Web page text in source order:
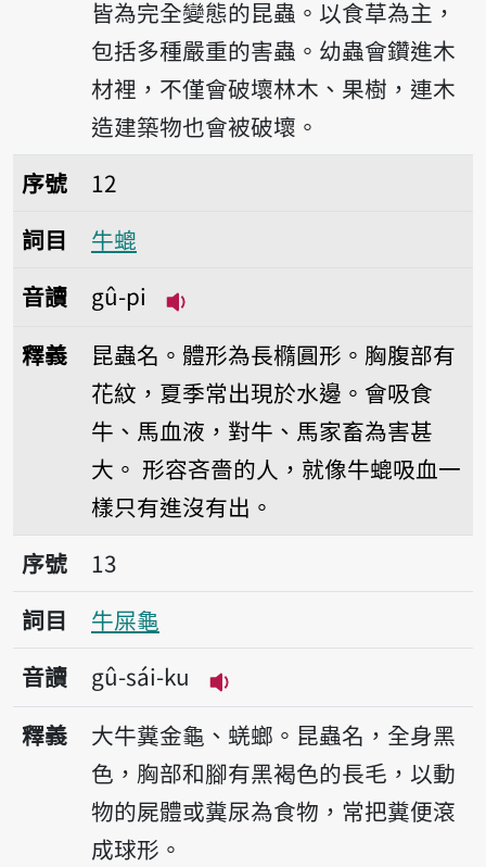
皆為完全變態的昆蟲。以食草為主，
包括多種嚴重的害蟲。幼蟲會鑽進木
材裡，不僅會破壞林木、果樹，連木
造建築物也會被破壞。
序號12牛螕
序號
12
詞目
牛螕
音讀
gû-pi
釋義
昆蟲名。體形為長橢圓形。胸腹部有
花紋，夏季常出現於水邊。會吸食
牛、馬血液，對牛、馬家畜為害甚
大。 形容吝嗇的人，就像牛螕吸血一
樣只有進沒有出。
序號13牛屎龜
序號
13
詞目
牛屎龜
音讀
gû-sái-ku
播放音讀gû-sái-ku
釋義
大牛糞金龜、蜣螂。昆蟲名，全身黑
色，胸部和腳有黑褐色的長毛，以動
物的屍體或糞尿為食物，常把糞便滾
成球形。